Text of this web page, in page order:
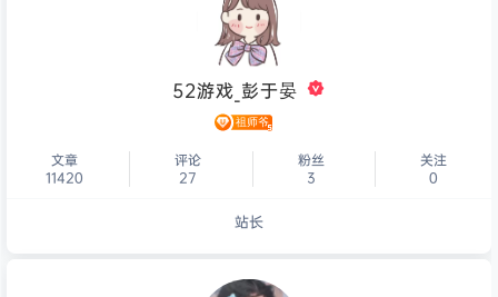
52游戏_彭于晏
文章
11420
评论
27
粉丝
3
关注
0
站长